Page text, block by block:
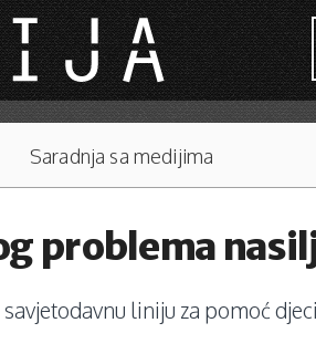
Saradnja sa medijima
problema
liniju za pomoć